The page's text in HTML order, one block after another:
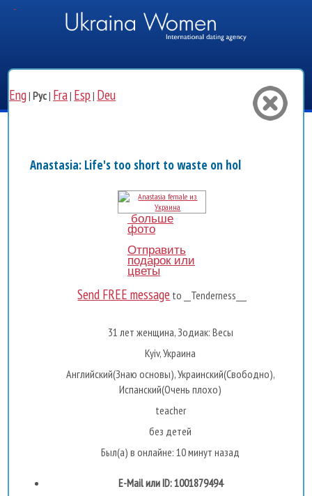
Eng|Рус| Fra| Esp | Deu
Anastasia: Life's too short to waste on holding back!
больше
фото
Отправить
подарок или
цветы
Send FREE message to __Tenderness___
31 лет женщина, Зодиак: Весы
Kyiv, Украина
Английский(Знаю основы), Украинский(Свободно),
Испанский(Очень плохо)
teacher
без детей
Был(а) в онлайне: 10 минут назад
E-Mail или ID: 1001879494